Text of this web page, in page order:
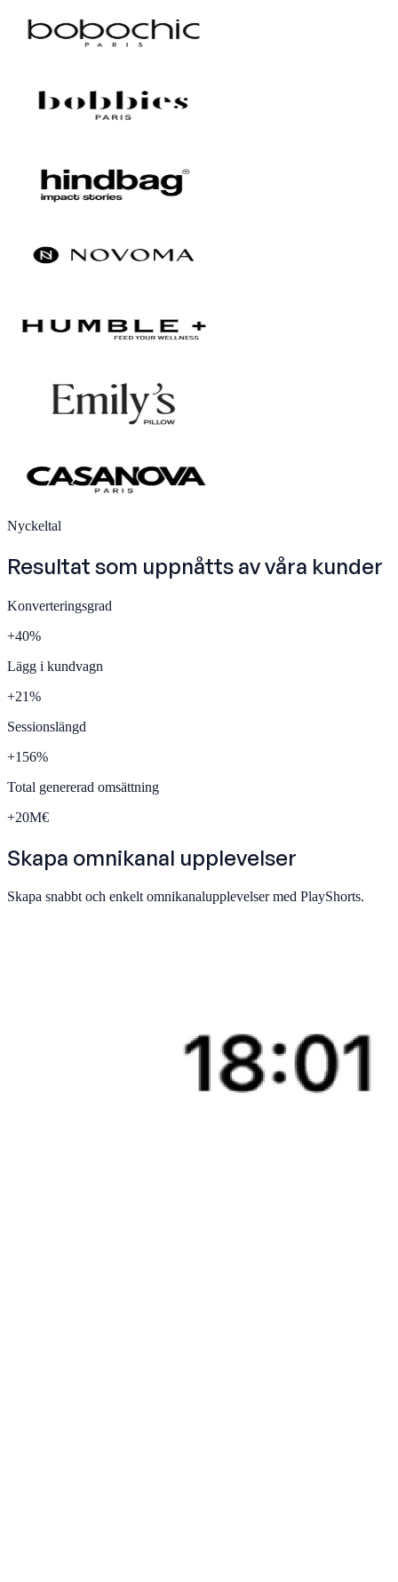
Nyckeltal
Resultat som uppnåtts av våra kunder
Konverteringsgrad
+40%
Lägg i kundvagn
+21%
Sessionslängd
+156%
Total genererad omsättning
+20M€
Skapa omnikanal upplevelser
Skapa snabbt och enkelt omnikanalupplevelser med PlayShorts.